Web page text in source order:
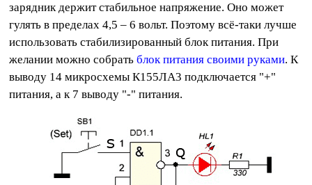
зарядник держит стабильное напряжение. Оно может
гулять в пределах 4,5 – 6 вольт. Поэтому всё-таки лучше
использовать стабилизированный блок питания. При
желании можно собратьблок питания своими руками. К
выводу 14 микросхемы К155ЛА3 подключается "+"
питания, а к 7 выводу "-" питания.